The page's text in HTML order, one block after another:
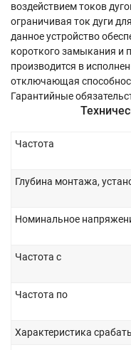
воздействием токов
ограничивая ток дуги
данное устройство
короткого замыкания и
производится в
отключающая
Гарантийные
Частота
Глубина монтажа,
Номинальное
Частота с
Частота по
Характеристика